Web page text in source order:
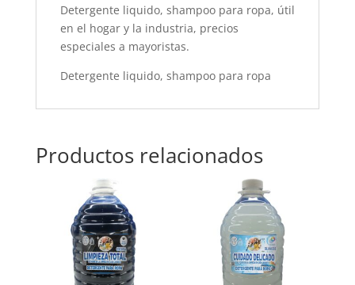
Detergente liquido, shampoo para ropa, útil
en el hogar y la industria, precios
especiales a mayoristas.
Detergente liquido, shampoo para ropa
Productos relacionados